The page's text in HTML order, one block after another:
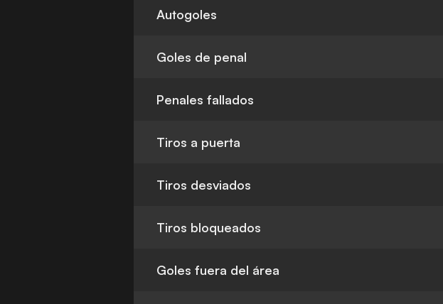
Autogoles
Goles de penal
Penales fallados
Tiros a puerta
Tiros desviados
Tiros bloqueados
Goles fuera del área